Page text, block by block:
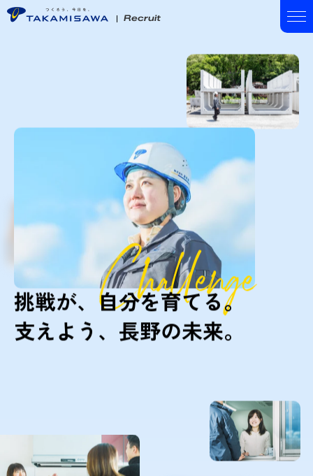
Recruit
挑戦が、自分を育てる。
支えよう、長野の未来。